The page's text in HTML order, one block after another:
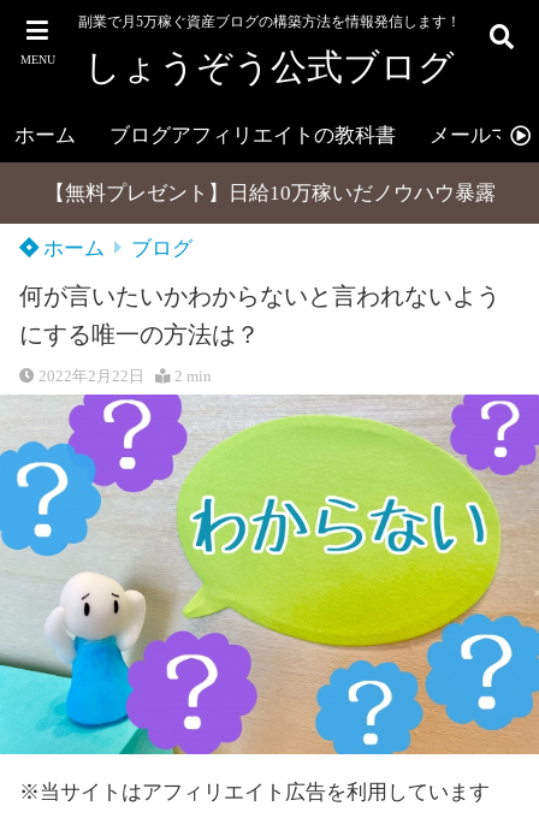
MENU
副業で月5万稼ぐ資産ブログの構築方法を情報発信します！
しょうぞう公式ブログ
ホーム ブログアフィリエイトの教科書 メールマガ
【無料プレゼント】日給10万稼いだノウハウ暴露
ホーム ブログ
何が言いたいかわからないと言われないよう
にする唯一の方法は？
2022年2月22日 2 min
※当サイトはアフィリエイト広告を利用しています